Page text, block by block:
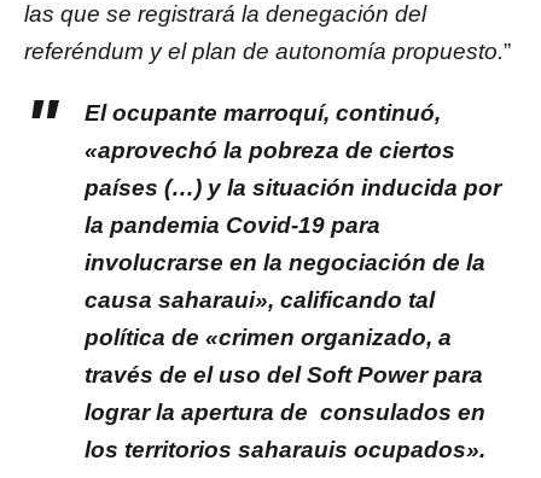
las que se registrará la denegación del
referéndum y el plan de autonomía propuesto.”
El ocupante marroquí, continuó,
«aprovechó la pobreza de ciertos
países (…) y la situación inducida por
la pandemia Covid-19 para
involucrarse en la negociación de la
causa saharaui», calificando tal
política de «crimen organizado, a
través de el uso del Soft Power para
lograr la apertura de consulados en
los territorios saharauis ocupados».